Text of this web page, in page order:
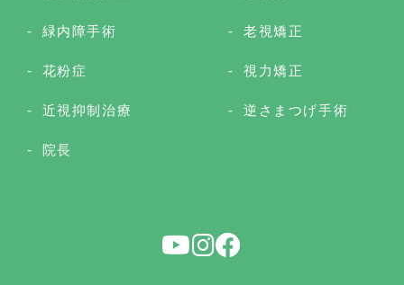
緑内障手術 老視矯正
花粉症 視力矯正
近視抑制治療 逆さまつげ手術
院長